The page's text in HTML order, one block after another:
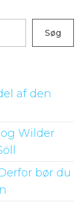
Søg
af den
Wilder
bør du